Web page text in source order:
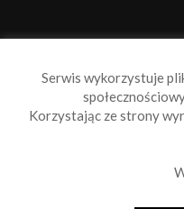
Serwis wykorzystuje
Korzystając ze strony